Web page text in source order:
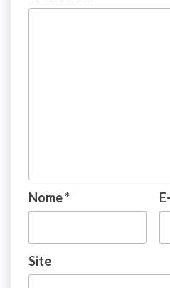
Nome*
Site